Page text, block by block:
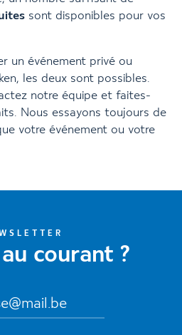
sont disponibles pour vos
un événement privé ou
les deux sont possibles.
notre équipe et faites-
Nous essayons toujours de
votre événement ou votre
au courant ?